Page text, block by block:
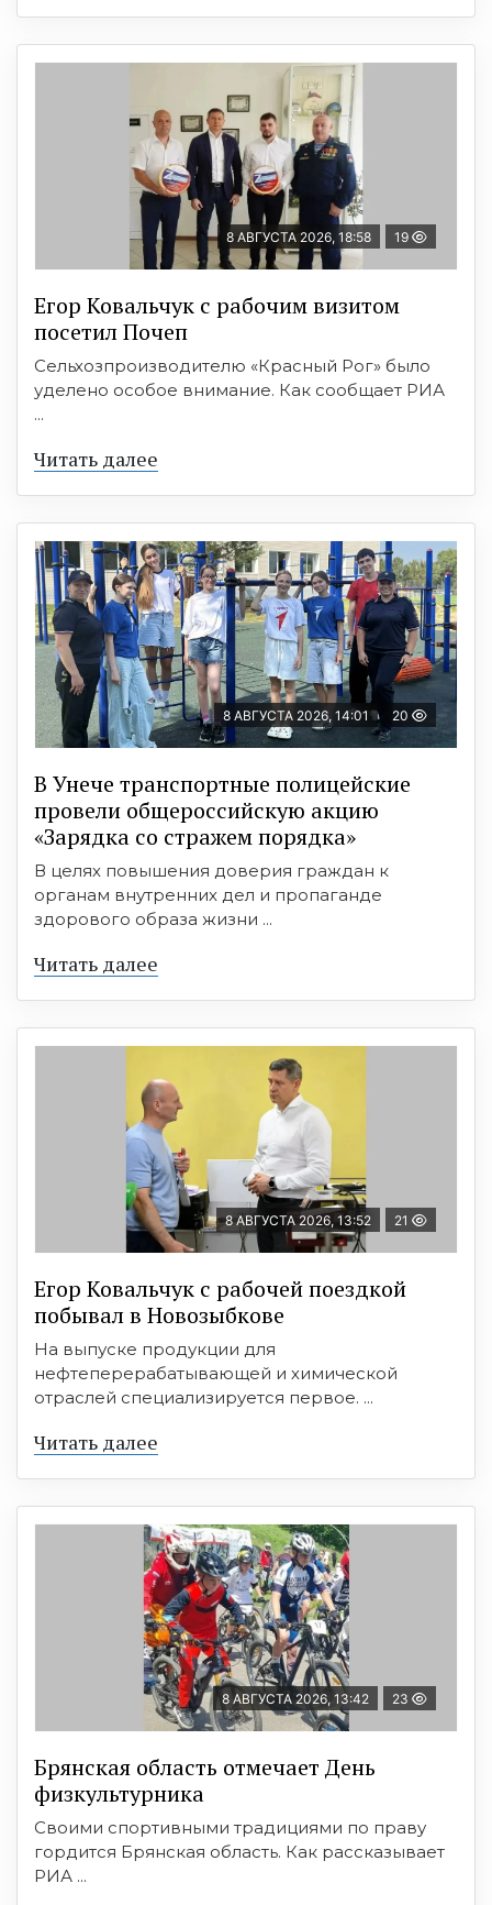
8 АВГУСТА 2026, 18:58 19
Егор Ковальчук с рабочим визитом
посетил Почеп
Сельхозпроизводителю «Красный Рог» было
уделено особое внимание. Как сообщает РИА
...
Читать далее
8 АВГУСТА 2026, 14:01 20
В Унече транспортные полицейские
провели общероссийскую акцию
«Зарядка со стражем порядка»
В целях повышения доверия граждан к
органам внутренних дел и пропаганде
здорового образа жизни ...
Читать далее
8 АВГУСТА 2026, 13:52 21
Егор Ковальчук с рабочей поездкой
побывал в Новозыбкове
На выпуске продукции для
нефтеперерабатывающей и химической
отраслей специализируется первое. ...
Читать далее
8 АВГУСТА 2026, 13:42 23
Брянская область отмечает День
физкультурника
Своими спортивными традициями по праву
гордится Брянская область. Как рассказывает
РИА ...